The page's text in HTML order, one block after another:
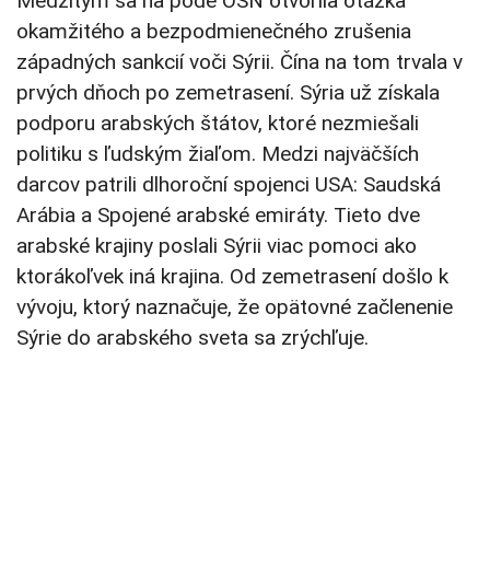
okamžitého a bezpodmienečného zrušenia
západných sankcií voči Sýrii. Čína na tom trvala v
prvých dňoch po zemetrasení. Sýria už získala
podporu arabských štátov, ktoré nezmiešali
politiku s ľudským žiaľom. Medzi najväčších
darcov patrili dlhoroční spojenci USA: Saudská
Arábia a Spojené arabské emiráty. Tieto dve
arabské krajiny poslali Sýrii viac pomoci ako
ktorákoľvek iná krajina. Od zemetrasení došlo k
vývoju, ktorý naznačuje, že opätovné začlenenie
Sýrie do arabského sveta sa zrýchľuje.